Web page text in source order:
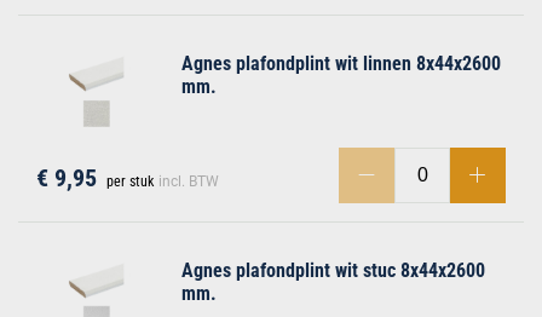
Agnes plafondplint wit linnen 8x44x2600
mm.
€ 9,95 per stuk incl. BTW
Agnes plafondplint wit stuc 8x44x2600
mm.